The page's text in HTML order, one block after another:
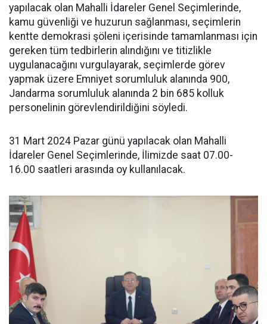
yapılacak olan Mahalli İdareler Genel Seçimlerinde,
kamu güvenliği ve huzurun sağlanması, seçimlerin
kentte demokrasi şöleni içerisinde tamamlanması için
gereken tüm tedbirlerin alındığını ve titizlikle
uygulanacağını vurgulayarak, seçimlerde görev
yapmak üzere Emniyet sorumluluk alanında 900,
Jandarma sorumluluk alanında 2 bin 685 kolluk
personelinin görevlendirildiğini söyledi.
31 Mart 2024 Pazar günü yapılacak olan Mahalli
İdareler Genel Seçimlerinde, İlimizde saat 07.00-
16.00 saatleri arasında oy kullanılacak.